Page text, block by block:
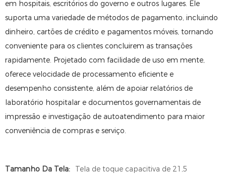
em hospitais, escritórios do governo e outros lugares. Ele
suporta uma variedade de métodos de pagamento, incluindo
dinheiro, cartões de crédito e pagamentos móveis, tornando
conveniente para os clientes concluirem as transações
rapidamente. Projetado com facilidade de uso em mente,
oferece velocidade de processamento eficiente e
desempenho consistente, além de apoiar relatórios de
laboratório hospitalar e documentos governamentais de
impressão e investigação de autoatendimento para maior
conveniência de compras e serviço.
Tamanho Da Tela:
Tela de toque capacitiva de 21,5